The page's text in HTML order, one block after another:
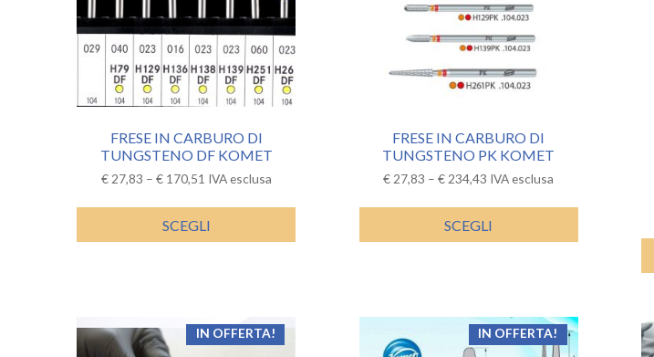
FRESE IN CARBURO DI
TUNGSTENO DF KOMET
€27,83 – €170,51 IVA esclusa
SCEGLI
FRESE IN CARBURO DI
TUNGSTENO PK KOMET
€27,83 –€234,43 IVA esclusa
SCEGLI
IN OFFERTA! IN OFFERTA!